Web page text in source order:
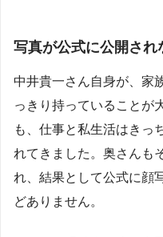
写真が公式に公開され
中井貴一さん自身が、家
っきり持っていることが
も、仕事と私生活はきっ
れてきました。奥さんも
れ、結果として公式に顔
どありません。